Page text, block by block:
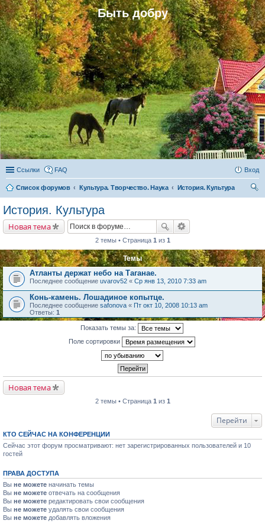
Быть добру
Ссылки FAQ Вход
Список форумов Культура. Творчество. Наука
История. Культура
История. Культура
Новая тема
2 темы • Страница 1 из 1
Темы
Атланты держат небо на Таганае.
Последнее сообщение uvarov52 « Ср янв 13, 2010 7:33 am
Конь-камень. Лошадиное копытце.
Последнее сообщение safonova « Пт окт 10, 2008 10:13 am
Ответы: 1
Показать темы за:
Поле сортировки
Новая тема
2 темы • Страница 1 из 1
Перейти
КТО СЕЙЧАС НА КОНФЕРЕНЦИИ
Сейчас этот форум просматривают: нет зарегистрированных пользователей и 10
гостей
ПРАВА ДОСТУПА
Вы не можете начинать темы
Вы не можете отвечать на сообщения
Вы не можете редактировать свои сообщения
Вы не можете удалять свои сообщения
Вы не можете добавлять вложения